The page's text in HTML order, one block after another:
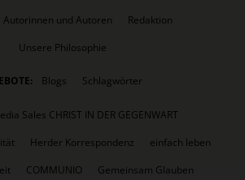
Autorinnen und Autoren
Redaktion
Unsere Philosophie
Blogs Schlagwörter
Sales CHRIST IN DER GEGENWART
Herder Korrespondenz
einfach leben
COMMUNIO
Gemeinsam Glauben